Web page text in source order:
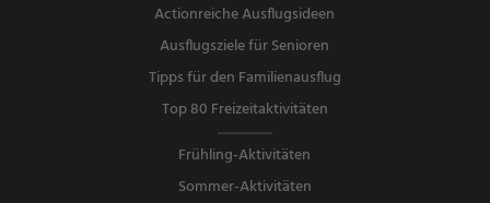
Actionreiche Ausflugsideen
Ausflugsziele für Senioren
Tipps für den Familienausflug
Top 80 Freizeitaktivitäten
Frühling-Aktivitäten
Sommer-Aktivitäten